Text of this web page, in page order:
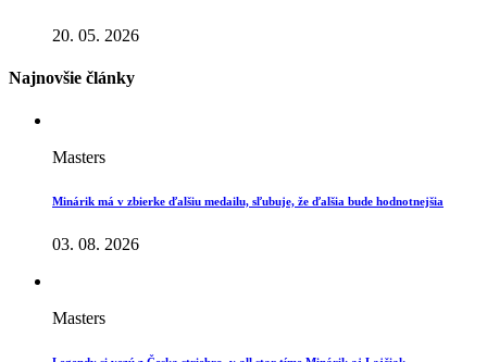
20. 05. 2026
Najnovšie články
Masters
Minárik má v zbierke ďalšiu medailu, sľubuje, že ďalšia bude hodnotnejšia
03. 08. 2026
Masters